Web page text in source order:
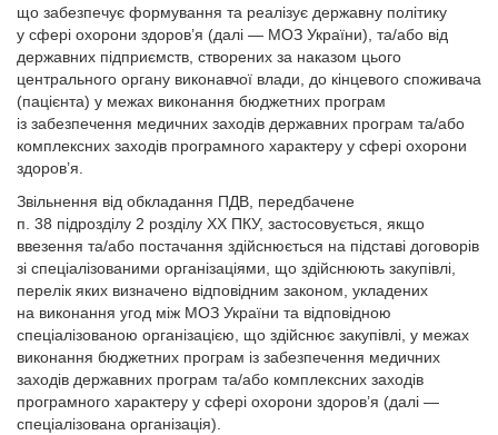
що забезпечує формування та реалізує державну політику
у сфері охорони здоров’я (далі — МОЗ України), та/або від
державних підприємств, створених за наказом цього
центрального органу виконавчої влади, до кінцевого споживача
(пацієнта) у межах виконання бюджетних програм
із забезпечення медичних заходів державних програм та/або
комплексних заходів програмного характеру у сфері охорони
здоров’я.
Звільнення від обкладання ПДВ, передбачене
п. 38 підрозділу 2 розділу XX ПКУ, застосовується, якщо
ввезення та/або постачання здійснюється на підставі договорів
зі спеціалізованими організаціями, що здійснюють закупівлі,
перелік яких визначено відповідним законом, укладених
на виконання угод між МОЗ України та відповідною
спеціалізованою організацією, що здійснює закупівлі, у межах
виконання бюджетних програм із забезпечення медичних
заходів державних програм та/або комплексних заходів
програмного характеру у сфері охорони здоров’я (далі —
спеціалізована організація).